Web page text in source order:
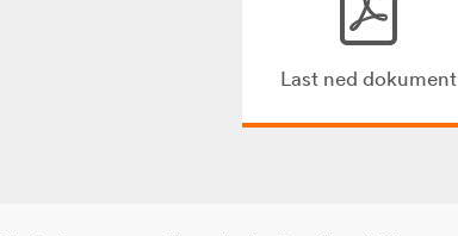
Last ned dokument